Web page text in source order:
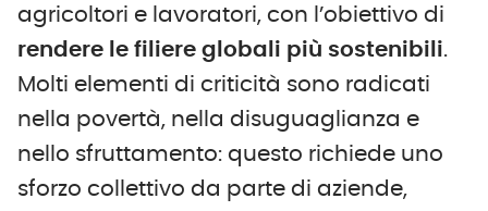
agricoltori e lavoratori, con l’obiettivo di
rendere le filiere globali più sostenibili.
Molti elementi di criticità sono radicati
nella povertà, nella disuguaglianza e
nello sfruttamento: questo richiede uno
sforzo collettivo da parte di aziende,